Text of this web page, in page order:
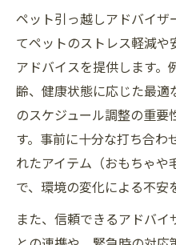
ペット引っ越しアドバイザ
てペットのストレス軽減
アドバイスを提供します。
齢、健康状態に応じた最適
のスケジュール調整の重
す。事前に十分な打ち合わ
れたアイテム（おもちゃや
で、環境の変化による不安
また、信頼できるアドバ